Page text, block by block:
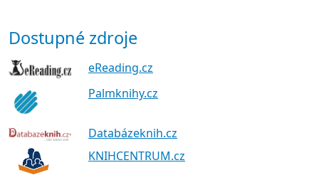
Dostupné zdroje
eReading.cz
Palmknihy.cz
Databázeknih.cz
KNIHCENTRUM.cz